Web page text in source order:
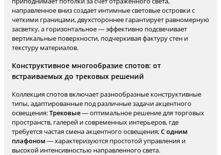
направленное вниз создает интимные световые островки с
четкими границами, двухстороннее гарантирует равномерную
засветку, а горизонтальное — эффективно подсвечивает
вертикальные поверхности, подчеркивая фактуру стен и
текстуру материалов.
Конструктивное многообразие спотов: от
встраиваемых до трековых решений
Коллекция спотов включает разнообразные конструктивные
типы, адаптированные под различные задачи акцентного
освещения:Трековые— оптимальное решение для торговых
пространств, галерей и современных интерьеров, где
требуется частая смена акцентного освещения;С одним
плафоном— характеризуются простотой управления и
высокой интенсивностью направленного света.